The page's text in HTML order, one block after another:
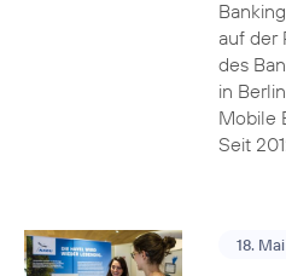
auf der
des
in
Mobile
Seit
18.